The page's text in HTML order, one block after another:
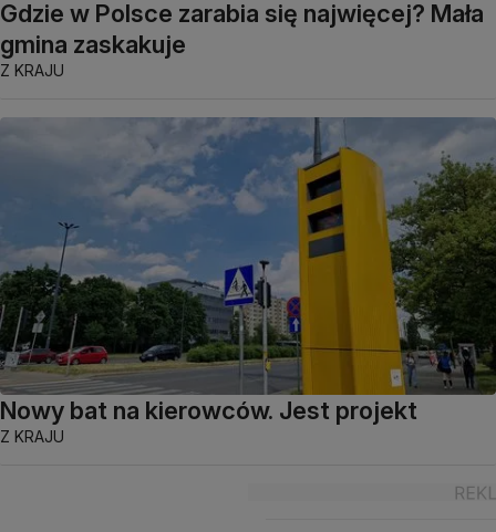
Gdzie w Polsce zarabia się najwięcej? Mała
gmina zaskakuje
Z KRAJU
Nowy bat na kierowców. Jest projekt
Z KRAJU